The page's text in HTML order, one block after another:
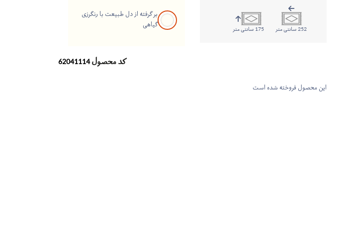
252 سانتی متر 175 سانتی متر
بر گرفته از دل طبیعت با رنگرزی
گیاهی
کد محصول62041114
این محصول فروخته شده است